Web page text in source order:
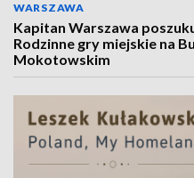
WARSZAWA
Kapitan Warszawa
Rodzinne gry miejskie na
Mokotowskim